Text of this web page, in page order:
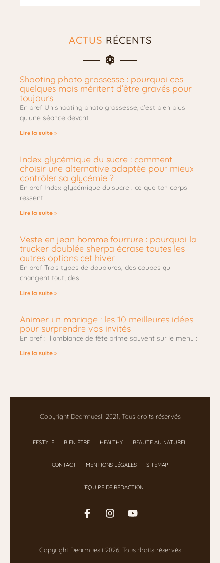
ACTUS RÉCENTS
Shooting photo grossesse : pourquoi ces
quelques mois méritent d’être gravés pour
toujours
En bref Un shooting photo grossesse, c’est bien plus
qu’une séance devant
Lire la suite »
Index glycémique du sucre : comment
choisir une alternative adaptée pour mieux
contrôler sa glycémie ?
En bref Index glycémique du sucre : ce que ton corps
ressent
Lire la suite »
Veste en jean homme fourrure : pourquoi la
trucker doublée sherpa écrase toutes les
autres options cet hiver
En bref Trois types de doublures, des coupes qui
changent tout, des
Lire la suite »
Animer un mariage : les 10 meilleures idées
pour surprendre vos invités
En bref : l’ambiance de fête prime souvent sur le menu :
Lire la suite »
Copyright Dearmuesli 2021, Tous droits réservés
LIFESTYLE BIEN ÊTRE HEALTHY BEAUTÉ AU NATUREL
CONTACT MENTIONS LÉGALES SITEMAP
L’ÉQUIPE DE RÉDACTION
Copyright Dearmuesli 2026, Tous droits réservés